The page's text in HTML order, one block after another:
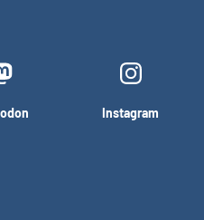
Instagram